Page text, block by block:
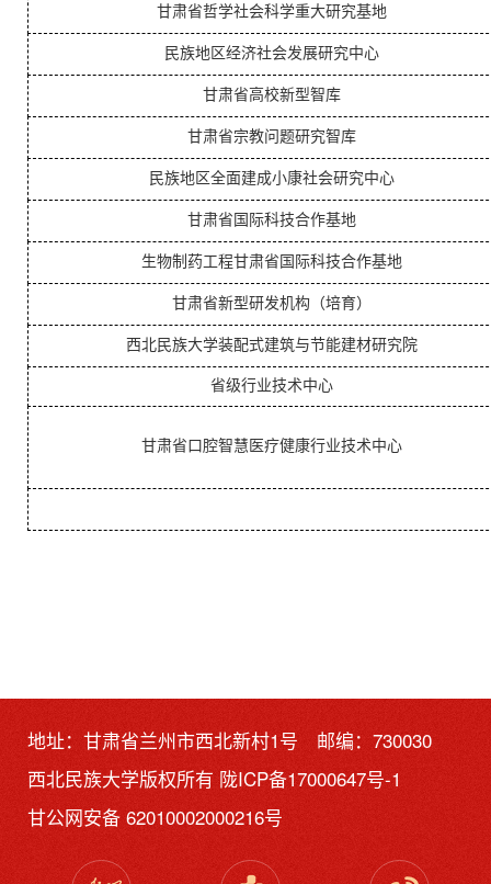
甘肃省哲学社会科学重大研究基地
民族地区经济社会发展研究中心
甘肃省高校新型智库
甘肃省宗教问题研究智库
民族地区全面建成小康社会研究中心
甘肃省国际科技合作基地
生物制药工程甘肃省国际科技合作基地
甘肃省新型研发机构（培育）
西北民族大学装配式建筑与节能建材研究院
省级行业技术中心
甘肃省口腔智慧医疗健康行业技术中心
地址：甘肃省兰州市西北新村1号 邮编：730030
西北民族大学版权所有 陇ICP备17000647号-1
甘公网安备 62010002000216号